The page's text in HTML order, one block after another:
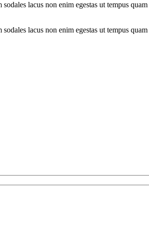
lacus non enim egestas ut tempus
lacus non enim egestas ut tempus